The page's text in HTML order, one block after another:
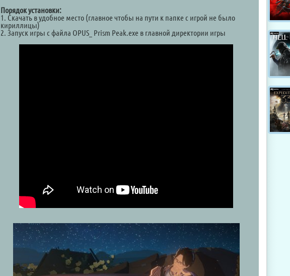
Порядок установки:
1. Скачать в удобное место (главное чтобы на пути к папке с игрой не было
кириллицы)
2. Запуск игры с файла OPUS_ Prism Peak.exe в главной директории игры